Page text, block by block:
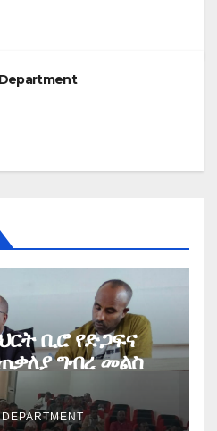
Department
ቢሮ የድጋፍና
ግብረ መልስ
DEPARTMENT